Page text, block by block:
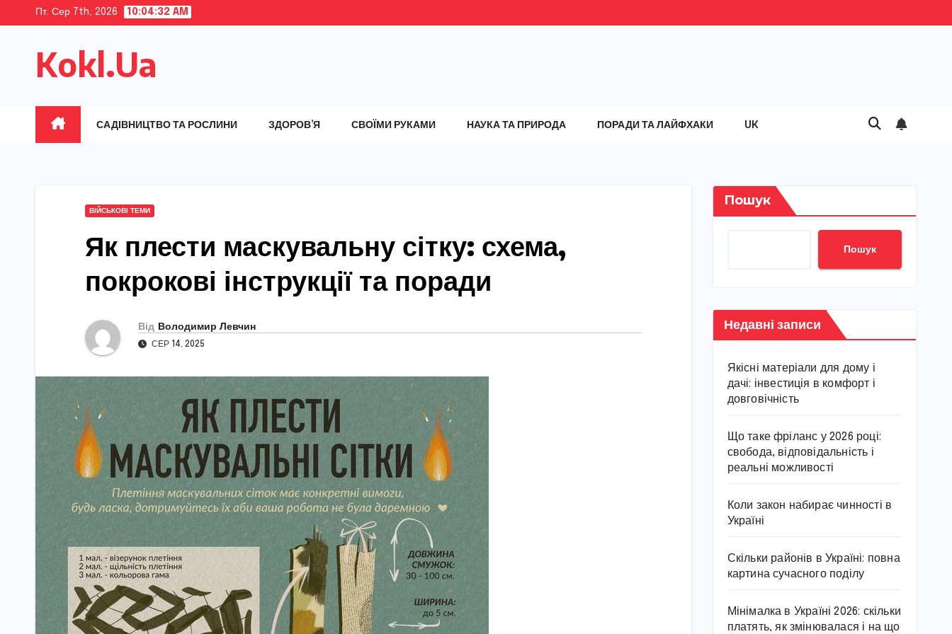
content
Пт. Сер 7th, 2026 10:04:33 AM
Kokl.Ua
САДІВНИЦТВО ТА РОСЛИНИ ЗДОРОВ’Я СВОЇМИ РУКАМИ НАУКА ТА ПРИРОДА ПОРАДИ ТА ЛАЙФХАКИ UK
ВІЙСЬКОВІ ТЕМИ
Як плести маскувальну сітку: схема,
покрокові інструкції та поради
Від Володимир Левчин
СЕР 14, 2025
Пошук
Пошук
Недавні записи
Якісні матеріали для дому і
дачі: інвестиція в комфорт і
довговічність
Що таке фріланс у 2026 році:
свобода, відповідальність і
реальні можливості
Коли закон набирає чинності в
Україні
Скільки районів в Україні: повна
картина сучасного поділу
Мінімалка в Україні 2026: скільки
платять, як змінювалася і на що